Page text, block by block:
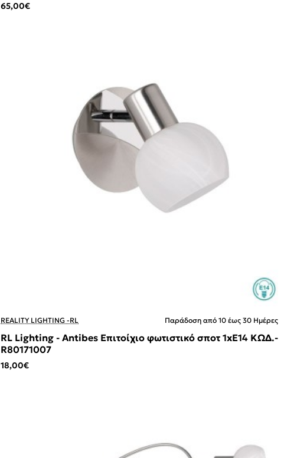
65,00€
REALITY LIGHTING -RL Παράδοση από 10 έως 30 Ημέρες
RL Lighting - Antibes Επιτοίχιο φωτιστικό σποτ 1xE14 ΚΩΔ.-
R80171007
18,00€